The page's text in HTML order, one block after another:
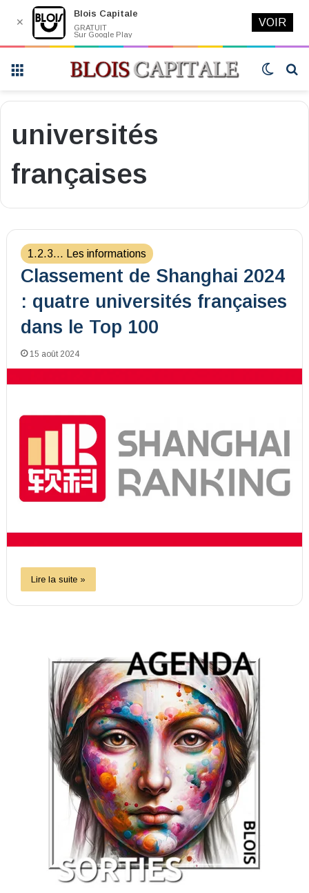
Switch
universités
françaises
1.2.3... Les informations
Classement de Shanghai 2024
: quatre universités françaises
dans le Top 100
15 août 2024
Lire la suite »
✕
Blois Capitale
GRATUIT
Sur Google Play
VOIR